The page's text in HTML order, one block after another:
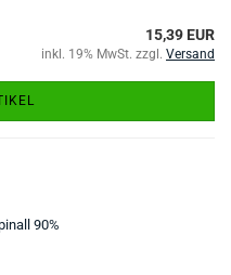
15,39 EUR
inkl. 19% MwSt. zzgl. Versand